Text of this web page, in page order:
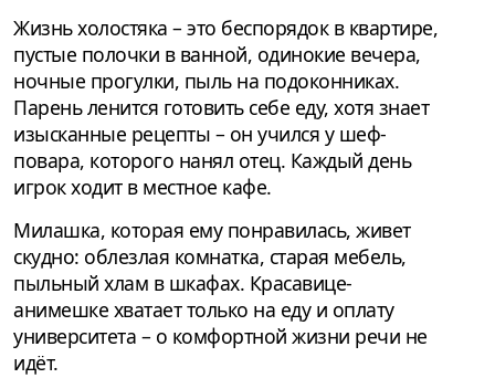
Жизнь холостяка – это беспорядок в квартире,
пустые полочки в ванной, одинокие вечера,
ночные прогулки, пыль на подоконниках.
Парень ленится готовить себе еду, хотя знает
изысканные рецепты – он учился у шеф-
повара, которого нанял отец. Каждый день
игрок ходит в местное кафе.
Милашка, которая ему понравилась, живет
скудно: облезлая комнатка, старая мебель,
пыльный хлам в шкафах. Красавице-
анимешке хватает только на еду и оплату
университета – о комфортной жизни речи не
идёт.